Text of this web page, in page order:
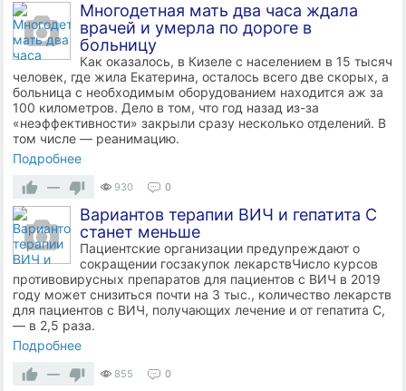
Многодетная мать два часа ждала
врачей и умерла по дороге в
больницу
Как оказалось, в Кизеле с населением в 15 тысяч
человек, где жила Екатерина, осталось всего две скорых, а
больница с необходимым оборудованием находится аж за
100 километров. Дело в том, что год назад из-за
«неэффективности» закрыли сразу несколько отделений. В
том числе — реанимацию.
Подробнее
—
930 0
Вариантов терапии ВИЧ и гепатита С
станет меньше
Пациентские организации предупреждают о
сокращении госзакупок лекарствЧисло курсов
противовирусных препаратов для пациентов с ВИЧ в 2019
году может снизиться почти на 3 тыс., количество лекарств
для пациентов с ВИЧ, получающих лечение и от гепатита С,
— в 2,5 раза.
Подробнее
—
855 0